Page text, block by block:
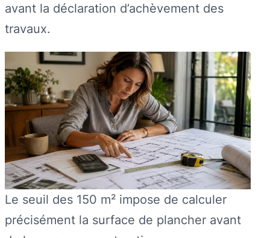
avant la déclaration d’achèvement des
travaux.
Le seuil des 150 m² impose de calculer
précisément la surface de plancher avant